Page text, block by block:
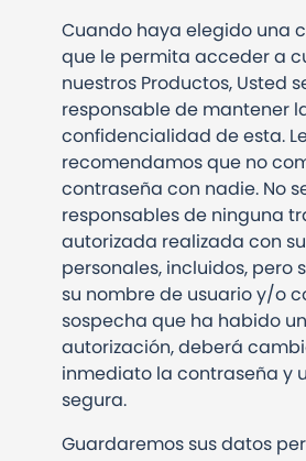
Cuando haya elegido una
que le permita acceder a
nuestros Productos, Usted
responsable de mantener
confidencialidad de esta.
recomendamos que no
contraseña con nadie. No
responsables de ninguna
autorizada realizada con
personales, incluidos, pero
su nombre de usuario y/o
sospecha que ha habido
autorización, deberá
inmediato la contraseña y
segura.
Guardaremos sus datos